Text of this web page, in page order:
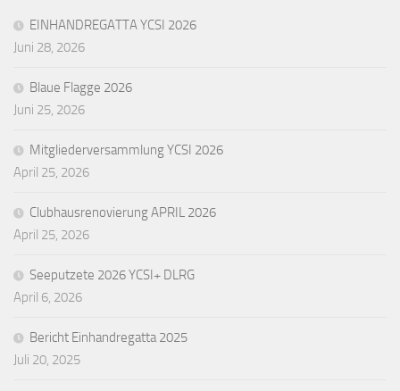
EINHANDREGATTA YCSI 2026
Juni 28, 2026
Blaue Flagge 2026
Juni 25, 2026
Mitgliederversammlung YCSI 2026
April 25, 2026
Clubhausrenovierung APRIL 2026
April 25, 2026
Seeputzete 2026 YCSI+ DLRG
April 6, 2026
Bericht Einhandregatta 2025
Juli 20, 2025